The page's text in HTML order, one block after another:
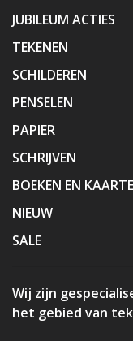
JUBILEUM ACTIES
TEKENEN
SCHILDEREN
PENSELEN
PAPIER
SCHRIJVEN
BOEKEN EN
NIEUW
SALE
Wij zijn
het gebied van